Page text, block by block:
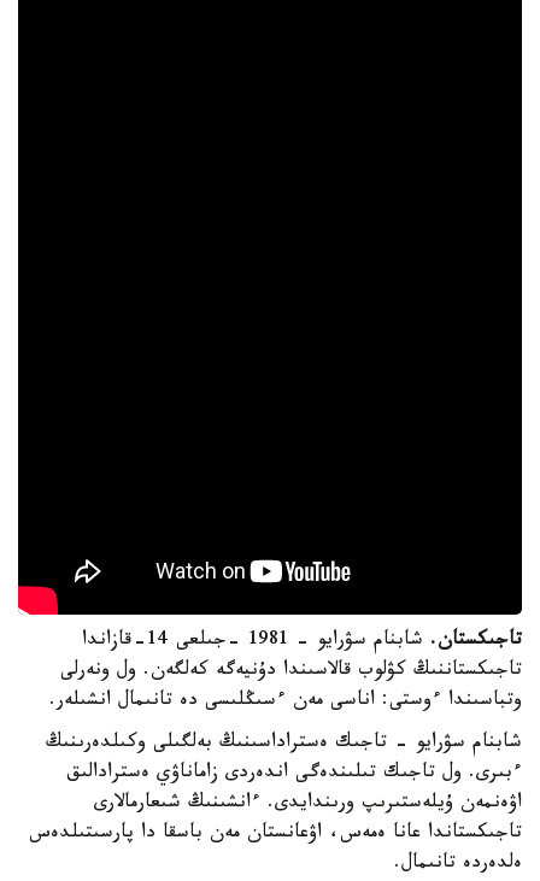
تاجىكستان.
شابنام سۋرايو - 1981 -جىلعى 14-قازاندا
تاجىكستاننىڭ كۋلوب قالاسىندا دۇنيەگە كەلگەن. ول ونەرلى
وتباسىندا ءوستى: اناسى مەن ءسىڭلىسى دە تانىمال انشىلەر.
شابنام سۋرايو - تاجىك ەستراداسىنىڭ بەلگىلى وكىلدەرىنىڭ
ءبىرى. ول تاجىك تىلىندەگى اندەردى زاماناۋي ەسترادالىق
اۋەنمەن ۇيلەستىرىپ ورىندايدى. ءانشىنىڭ شىعارمالارى
تاجىكستاندا عانا ەمەس، اۋعانستان مەن باسقا دا پارسىتىلدەس
ەلدەردە تانىمال.